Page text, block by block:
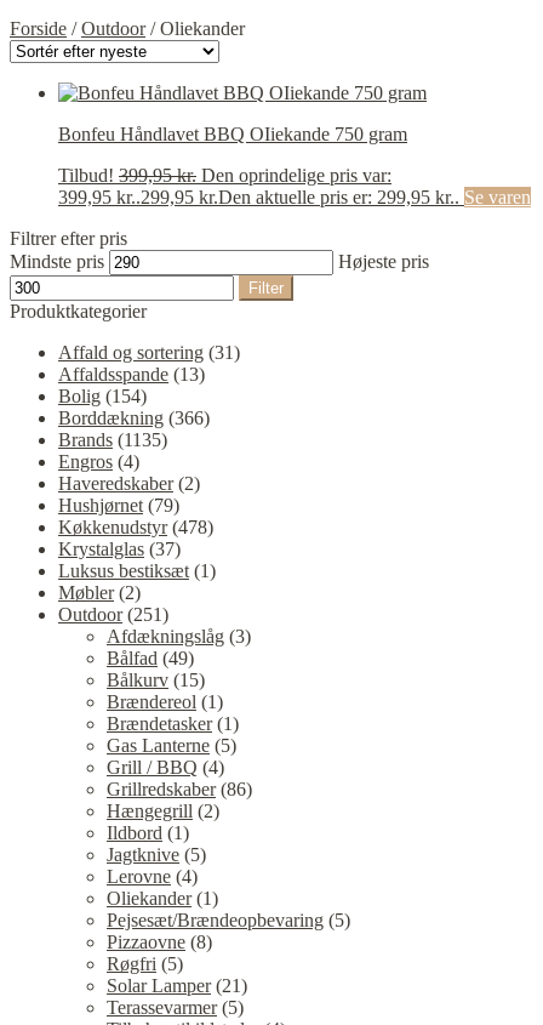
Forside /Outdoor/Oliekander
Bonfeu Håndlavet BBQ OIiekande 750 gram
Tilbud! 399,95kr. Den oprindelige pris var:
399,95 kr..299,95 kr.Den aktuelle pris er: 299,95 kr.. Se varen
Filtrer efter pris
Mindste pris
Højeste pris
Filter
Produktkategorier
Affald og sortering (31)
Affaldsspande (13)
Bolig (154)
Borddækning (366)
Brands (1135)
Engros (4)
Haveredskaber (2)
Hushjørnet (79)
Køkkenudstyr (478)
Krystalglas (37)
Luksus bestiksæt (1)
Møbler (2)
Outdoor (251)
Afdækningslåg (3)
Bålfad (49)
Bålkurv (15)
Brændereol (1)
Brændetasker (1)
Gas Lanterne (5)
Grill / BBQ (4)
Grillredskaber (86)
Hængegrill (2)
Ildbord (1)
Jagtknive (5)
Lerovne (4)
Oliekander (1)
Pejsesæt/Brændeopbevaring (5)
Pizzaovne (8)
Røgfri (5)
Solar Lamper (21)
Terassevarmer (5)